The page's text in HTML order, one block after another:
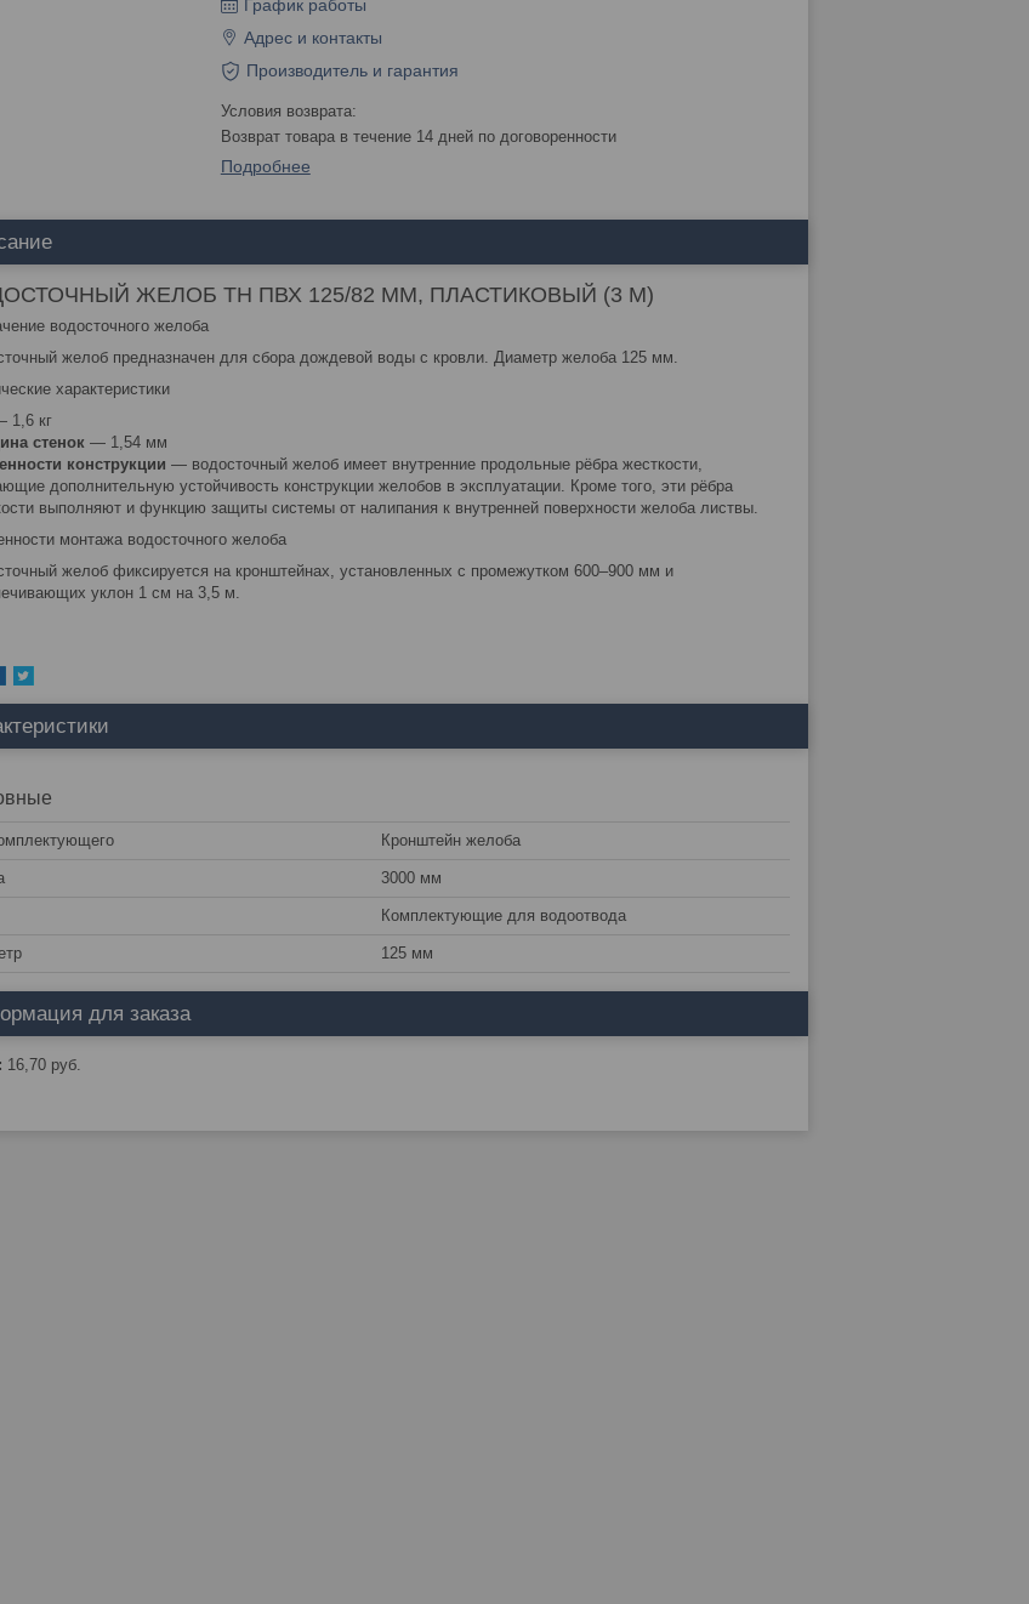
График работы
Адрес и контакты
Производитель и гарантия
возврат товара в течение 14 дней по договоренности
Подробнее
ЖЕЛОБ ТН ПВХ 125/82 ММ, ПЛАСТИКОВЫЙ (3 М)
водосточного желоба
желоб предназначен для сбора дождевой воды с кровли. Диаметр желоба 125 мм.
характеристики
1,6 кг
стенок — 1,54 мм
конструкции — водосточный желоб имеет внутренние продольные рёбра жесткости,
дополнительную устойчивость конструкции желобов в эксплуатации. Кроме того, эти рёбра
выполняют и функцию защиты системы от налипания к внутренней поверхности желоба листвы.
монтажа водосточного желоба
желоб фиксируется на кронштейнах, установленных с промежутком 600–900 мм и
уклон 1 см на 3,5 м.
Кронштейн желоба
3000 мм
Комплектующие для водоотвода
125 мм
для заказа
16,70 руб.